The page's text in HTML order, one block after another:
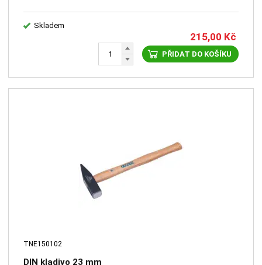
Skladem
215,00 Kč
PŘIDAT DO KOŠÍKU
TNE150102
DIN kladivo 23 mm